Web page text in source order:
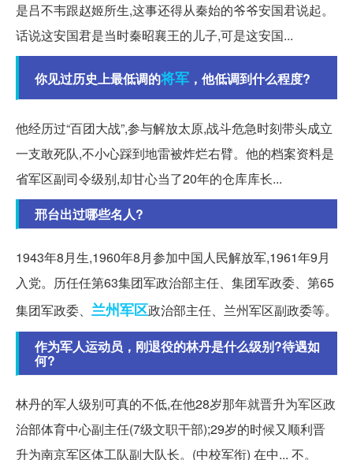
是吕不韦跟赵姬所生,这事还得从秦始的爷爷安国君说起。
话说这安国君是当时秦昭襄王的儿子,可是这安国...
你见过历史上最低调的将军 ，他低调到什么程度?
他经历过“百团大战”,参与解放太原,战斗危急时刻带头成立
一支敢死队,不小心踩到地雷被炸烂右臂。他的档案资料是
省军区副司令级别,却甘心当了20年的仓库库长...
邢台出过哪些名人?
1943年8月生,1960年8月参加中国人民解放军,1961年9月
入党。历任任第63集团军政治部主任、集团军政委、第65
集团军政委、 兰州军区政治部主任、兰州军区副政委等。
作为军人运动员，刚退役的林丹是什么级别?待遇如
何?
林丹的军人级别可真的不低,在他28岁那年就晋升为军区政
治部体育中心副主任(7级文职干部);29岁的时候又顺利晋
升为南京军区体工队副大队长。(中校军衔) 在中... 不。